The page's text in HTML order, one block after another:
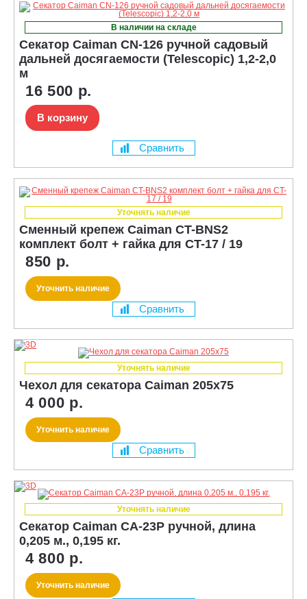
В наличии на складе
Секатор Caiman CN-126 ручной садовый
дальней досягаемости (Telescopic) 1,2-2,0
м
16 500 р.
В корзину
Сравнить
Уточнять наличие
Сменный крепеж Caiman CT-BNS2
комплект болт + гайка для CT-17 / 19
850 р.
Уточнить наличие
Сравнить
Уточнять наличие
Чехол для секатора Caiman 205x75
4 000 р.
Уточнить наличие
Сравнить
Уточнять наличие
Секатор Caiman CA-23P ручной, длина
0,205 м., 0,195 кг.
4 800 р.
Уточнить наличие